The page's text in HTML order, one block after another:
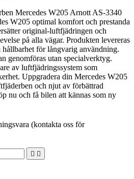
Mercedes W205 Arnott AS-3340
W205 optimal komfort och prestanda
original-luftfjädringen och
på alla vägar. Produkten levereras
för långvarig användning.
genomföras utan specialverktyg.
av luftfjädringssystem som
Uppgradera din Mercedes W205
och njut av förbättrad
nu och få bilen att kännas som ny
(kontakta oss för
 